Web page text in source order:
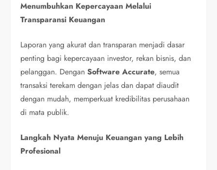
Menumbuhkan Kepercayaan Melalui
Transparansi Keuangan
Laporan yang akurat dan transparan menjadi dasar
penting bagi kepercayaan investor, rekan bisnis, dan
pelanggan. DenganSoftware Accurate, semua
transaksi terekam dengan jelas dan dapat diaudit
dengan mudah, memperkuat kredibilitas perusahaan
di mata publik.
Langkah Nyata Menuju Keuangan yang Lebih
Profesional